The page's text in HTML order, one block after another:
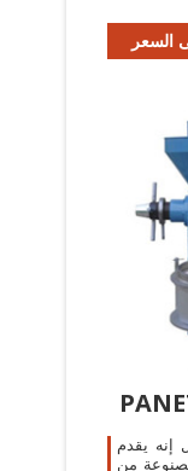
السعر
إنه يقدم
من